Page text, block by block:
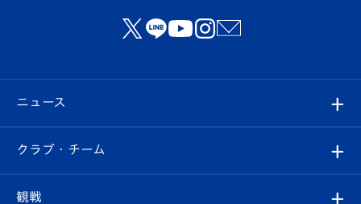
ニュース
すべて
クラブ・チーム
観戦